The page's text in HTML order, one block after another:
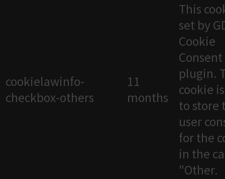
cookielawinfo-
checkbox-others
11
months
This
set by
Cookie
Consent
plugin.
cookie
to store
user
for the
in the
"Other.